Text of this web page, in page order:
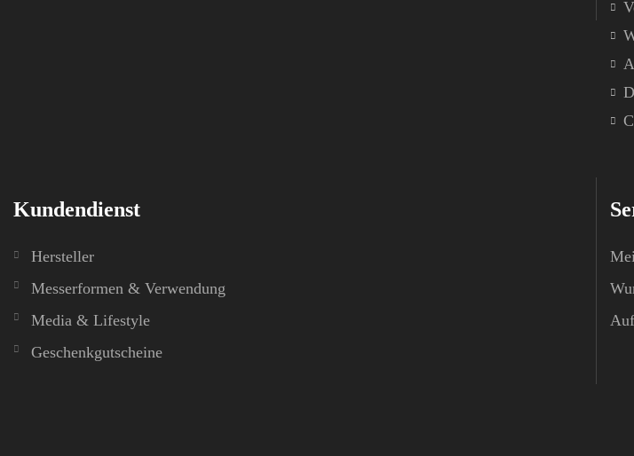
Kundendienst
Hersteller
Messerformen & Verwendung
Media & Lifestyle
Geschenkgutscheine